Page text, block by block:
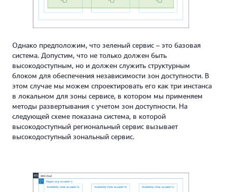
Однако предположим, что зеленый сервис – это базовая
система. Допустим, что не только должен быть
высокодоступным, но и должен служить структурным
блоком для обеспечения независимости зон доступности. В
этом случае мы можем спроектировать его как три инстанса
в локальном для зоны сервисе, в котором мы применяем
методы развертывания с учетом зон доступности. На
следующей схеме показана система, в которой
высокодоступный региональный сервис вызывает
высокодоступный зональный сервис.